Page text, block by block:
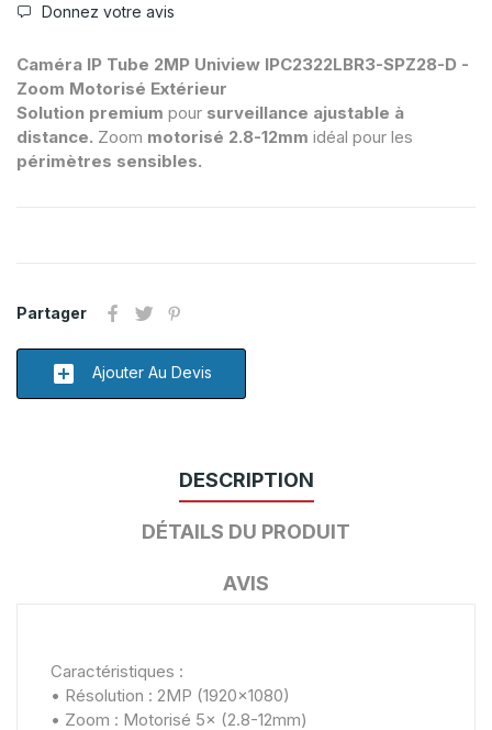
Donnez votre avis
Caméra IP Tube 2MP Uniview IPC2322LBR3-SPZ28-D -
Zoom Motorisé Extérieur
Solution premium pour surveillance ajustable à
distance. Zoom motorisé 2.8-12mm idéal pour les
périmètres sensibles.
Partager
add_box Ajouter Au Devis
DESCRIPTION
DÉTAILS DU PRODUIT
AVIS
Caractéristiques :
• Résolution : 2MP (1920×1080)
• Zoom : Motorisé 5× (2.8-12mm)